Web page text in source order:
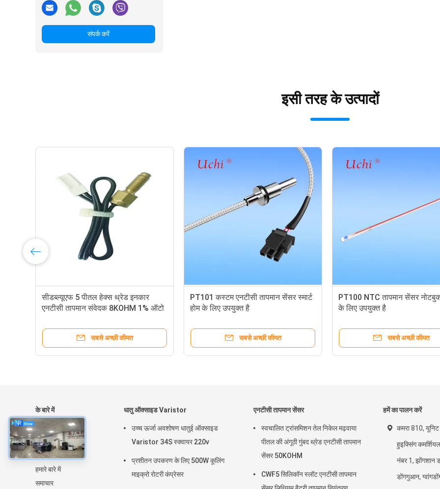
संपर्क करें
इसी तरह के उत्पादों
सीडब्ल्यूएफ 5 पीतल हेक्स थ्रेड इनकार
एनटीसी तापमान संवेदक 8KOHM 1% ऑटो
सबसे अच्छी कीमत
PT101 कस्टम एनटीसी तापमान सेंसर स्मार्ट
होम के लिए उपयुक्त है
सबसे अच्छी कीमत
PT100 NTC तापमान सेंसर
के लिए उपयुक्त है
सबसे अच्छी कीमत
के बारे में
घर
उत्पादों
वीआर शो
हमारे बारे में
समाचार
धातु ऑक्साइड Varistor
उच्च ऊर्जा अवशोषण धातुई ऑक्साइड
Varistor 34S स्क्वायर 220v
प्रशीतन उपकरण के लिए 500W कूलिंग
माइक्रो रोटरी कंप्रेसर
एनटीसी तापमान सेंसर
स्वचालित ट्रांसमिशन तेल निकेल मढ़वाया
पीतल की अंगूठी गुंबद थ्रेड एनटीसी तापमान
सेंसर 50KOHM
CWF5 सिलिकॉन स्लॉट एनटीसी तापमान
हमें का पालन करें
कमरा 810, यूनिट
हुइक्सिंग
नंबर 1, झोंगशान
डोंगगुआन,